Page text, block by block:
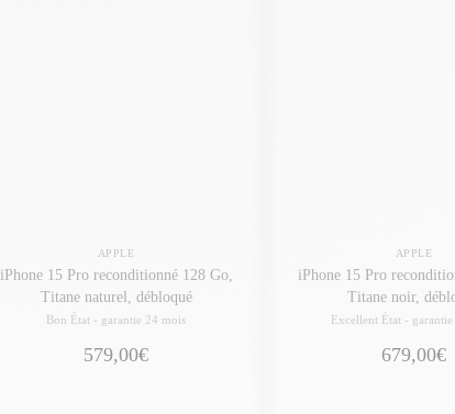
APPLE
iPhone 15 Pro reconditionné 128 Go,
Titane naturel, débloqué
Bon État - garantie 24 mois
579,00€
APPLE
iPhone 15 Pro reconditionné 256 Go,
Titane noir,
Excellent État -
679,00€